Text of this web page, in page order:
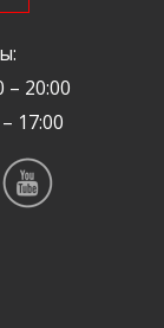
– 20:00
17:00